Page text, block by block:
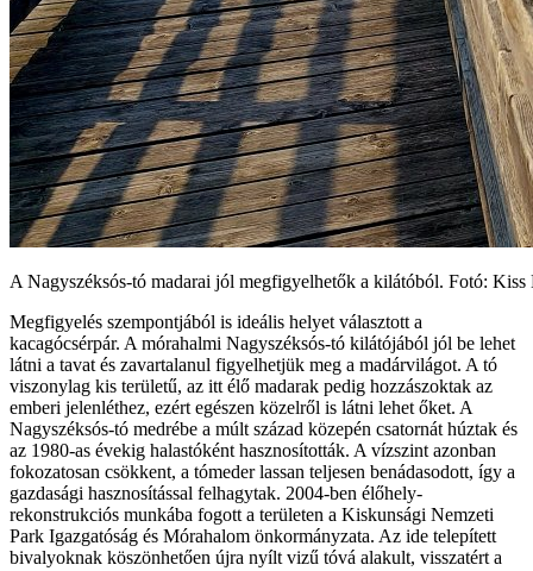
A Nagyszéksós-tó madarai jól megfigyelhetők a kilátóból. Fotó: Kiss
Megfigyelés szempontjából is ideális helyet választott a
kacagócsérpár. A mórahalmi Nagyszéksós-tó kilátójából jól be lehet
látni a tavat és zavartalanul figyelhetjük meg a madárvilágot. A tó
viszonylag kis területű, az itt élő madarak pedig hozzászoktak az
emberi jelenléthez, ezért egészen közelről is látni lehet őket. A
Nagyszéksós-tó medrébe a múlt század közepén csatornát húztak és
az 1980-as évekig halastóként hasznosították. A vízszint azonban
fokozatosan csökkent, a tómeder lassan teljesen benádasodott, így a
gazdasági hasznosítással felhagytak. 2004-ben élőhely-
rekonstrukciós munkába fogott a területen a Kiskunsági Nemzeti
Park Igazgatóság és Mórahalom önkormányzata. Az ide telepített
bivalyoknak köszönhetően újra nyílt vizű tóvá alakult, visszatért a